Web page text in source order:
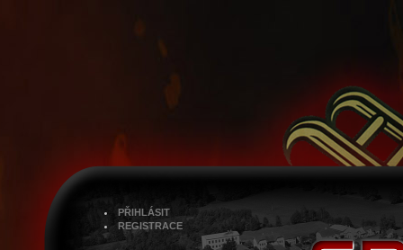
PŘIHLÁSIT
REGISTRACE